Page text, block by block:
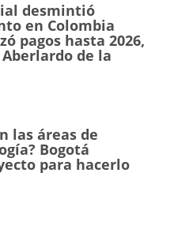
desmintió
en Colombia
pagos hasta 2026,
de la
las áreas de
Bogotá
para hacerlo